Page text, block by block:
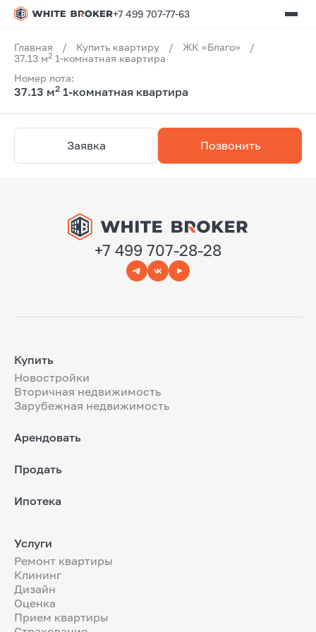
+7 499 707-77-63
Главная / Купить квартиру / ЖК «Благо»
/
37.13 м2 1-комнатная квартира
Номер лота:
37.13 м2 1-комнатная квартира
Заявка Позвонить
+7 499 707-28-28
Купить
Новостройки
Вторичная недвижимость
Зарубежная недвижимость
Арендовать
Продать
Ипотека
Услуги
Ремонт квартиры
Клининг
Дизайн
Оценка
Прием квартиры